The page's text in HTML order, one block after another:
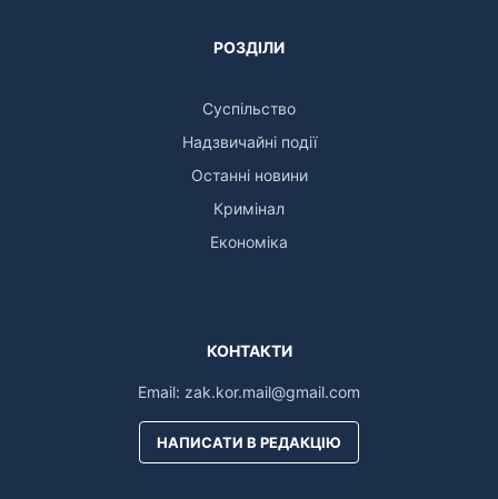
РОЗДІЛИ
Суспільство
Надзвичайні події
Останні новини
Кримінал
Економіка
КОНТАКТИ
Email: zak.kor.mail@gmail.com
НАПИСАТИ В РЕДАКЦІЮ